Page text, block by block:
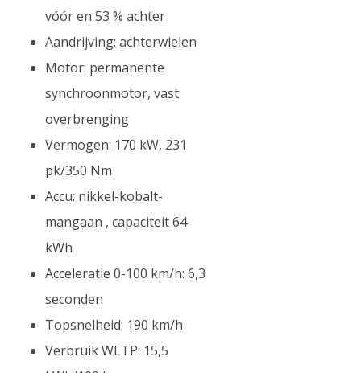
vóór en 53 % achter
Aandrijving: achterwielen
Motor: permanente
synchroonmotor, vast
overbrenging
Vermogen: 170 kW, 231
pk/350 Nm
Accu: nikkel-kobalt-
mangaan , capaciteit 64
kWh
Acceleratie 0-100 km/h: 6,3
seconden
Topsnelheid: 190 km/h
Verbruik WLTP: 15,5